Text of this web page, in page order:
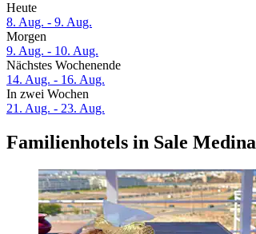
Heute
8. Aug. - 9. Aug.
Morgen
9. Aug. - 10. Aug.
Nächstes Wochenende
14. Aug. - 16. Aug.
In zwei Wochen
21. Aug. - 23. Aug.
Familienhotels in Sale Medina